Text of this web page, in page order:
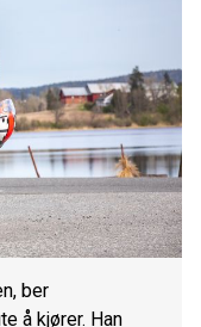
ber
å kjører. Han